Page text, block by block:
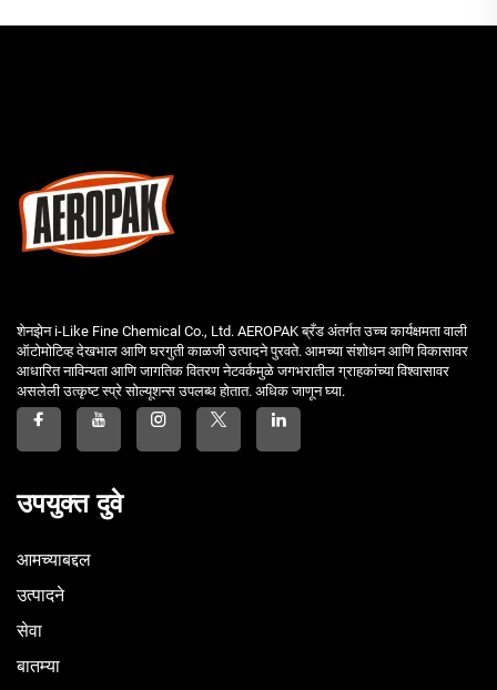
शेनझेन i-Like Fine Chemical Co., Ltd. AEROPAK ब्रँड अंतर्गत उच्च कार्यक्षमता वाली
ऑटोमोटिव्ह देखभाल आणि घरगुती काळजी उत्पादने पुरवते. आमच्या संशोधन आणि विकासावर
आधारित नाविन्यता आणि जागतिक वितरण नेटवर्कमुळे जगभरातील ग्राहकांच्या विश्वासावर
असलेली उत्कृष्ट स्प्रे सोल्यूशन्स उपलब्ध होतात. अधिक जाणून घ्या.
उपयुक्त दुवे
आमच्याबद्दल
उत्पादने
सेवा
बातम्या